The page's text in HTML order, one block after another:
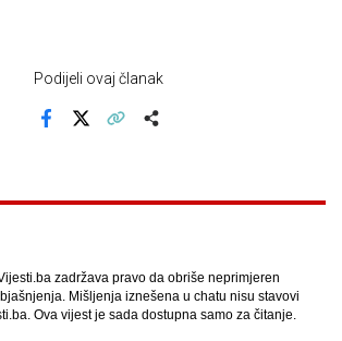
Podijeli ovaj članak
zadržava pravo da obriše neprimjeren
Mišljenja iznešena u chatu nisu stavovi
Ova vijest je sada dostupna samo za čitanje.